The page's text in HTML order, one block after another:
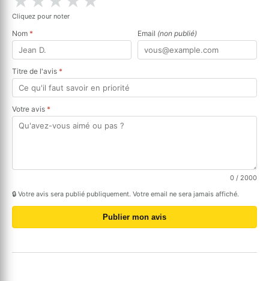
Cliquez pour noter
Nom * Email (non publié)
Titre de l'avis *
Votre avis *
0 / 2000
🔒 Votre avis sera publié publiquement. Votre email ne sera jamais affiché.
Publier mon avis